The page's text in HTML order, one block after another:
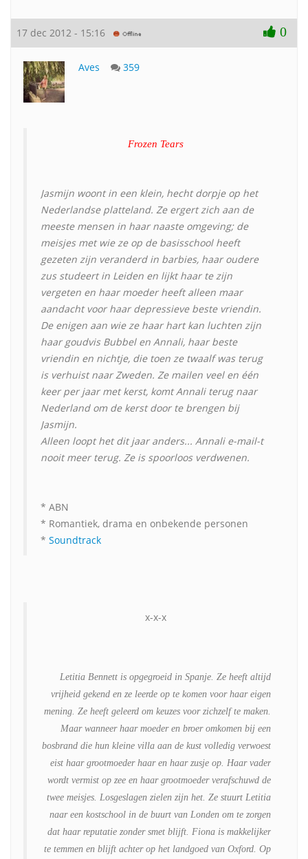
17 dec 2012 - 15:16 0
Aves 359
Frozen Tears
Jasmijn woont in een klein, hecht dorpje op het
Nederlandse platteland. Ze ergert zich aan de
meeste mensen in haar naaste omgeving; de
meisjes met wie ze op de basisschool heeft
gezeten zijn veranderd in barbies, haar oudere
zus studeert in Leiden en lijkt haar te zijn
vergeten en haar moeder heeft alleen maar
aandacht voor haar depressieve beste vriendin.
De enigen aan wie ze haar hart kan luchten zijn
haar goudvis Bubbel en Annali, haar beste
vriendin en nichtje, die toen ze twaalf was terug
is verhuist naar Zweden. Ze mailen veel en één
keer per jaar met kerst, komt Annali terug naar
Nederland om de kerst door te brengen bij
Jasmijn.
Alleen loopt het dit jaar anders... Annali e-mail-t
nooit meer terug. Ze is spoorloos verdwenen.
* ABN
* Romantiek, drama en onbekende personen
* Soundtrack
x-x-x
Letitia Bennett is opgegroeid in Spanje. Ze heeft altijd
vrijheid gekend en ze leerde op te komen voor haar eigen
mening. Ze heeft geleerd om keuzes voor zichzelf te maken.
Maar wanneer haar moeder en broer omkomen bij een
bosbrand die hun kleine villa aan de kust volledig verwoest
eist haar grootmoeder haar en haar zusje op. Haar vader
wordt vermist op zee en haar grootmoeder verafschuwd de
twee meisjes. Losgeslagen zielen zijn het. Ze stuurt Letitia
naar een kostschool in de buurt van Londen om te zorgen
dat haar reputatie zonder smet blijft. Fiona is makkelijker
te temmen en blijft achter op het landgoed van Oxford. Op
De